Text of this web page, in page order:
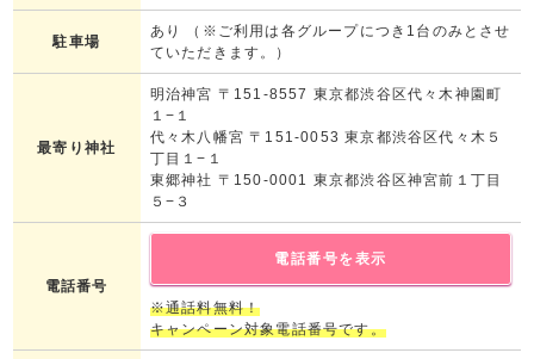
駐車場
あり （※ご利用は各グループにつき1台のみとさせ
ていただきます。）
最寄り神社
明治神宮 〒151-8557 東京都渋谷区代々木神園町
１−１
代々木八幡宮 〒151-0053 東京都渋谷区代々木５
丁目１−１
東郷神社 〒150-0001 東京都渋谷区神宮前１丁目
５−３
電話番号
電話番号を表示
※通話料無料！
キャンペーン対象電話番号です。